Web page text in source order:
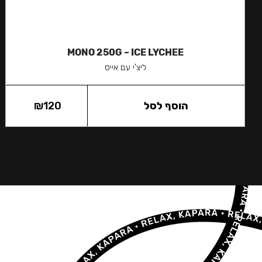
MONO 250G – ICE LYCHEE
ליצ'י עם אייס
₪120 הוסף לסל